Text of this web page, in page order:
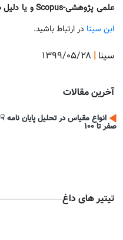
علمی پژوهشی-Scopus و یا دلیل طولانی شدن زمان داوری مقاله
ابن سینا در ارتباط باشید.
۱۳۹۹/۰۵/۲۸ | سینا
آخرین مقالات
انواع مقیاس در تحلیل پایان نامه ☟
صفر تا 100
تیتیر های داغ